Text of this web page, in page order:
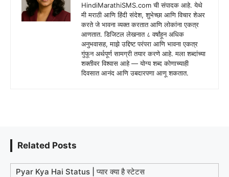
HindiMarathiSMS.com ची संपादक आहे. येथे
मी मराठी आणि हिंदी संदेश, शुभेच्छा आणि विचार शेअर
करते जे भावना व्यक्त करतात आणि लोकांना एकत्र
आणतात. डिजिटल लेखनात ८ वर्षांहून अधिक
अनुभवासह, माझे उद्दिष्ट परंपरा आणि भावना एकत्र
गुंफून अर्थपूर्ण सामग्री तयार करणे आहे. मला शब्दांच्या
शक्तीवर विश्वास आहे — योग्य शब्द कोणाच्याही
दिवसात आनंद आणि उबदारपणा आणू शकतात.
Related Posts
Pyar Kya Hai Status | प्यार क्या है स्टेटस